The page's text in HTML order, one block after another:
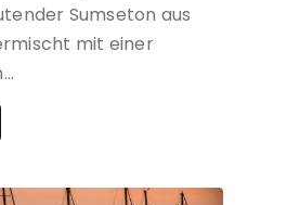
Sumseton aus
mit einer